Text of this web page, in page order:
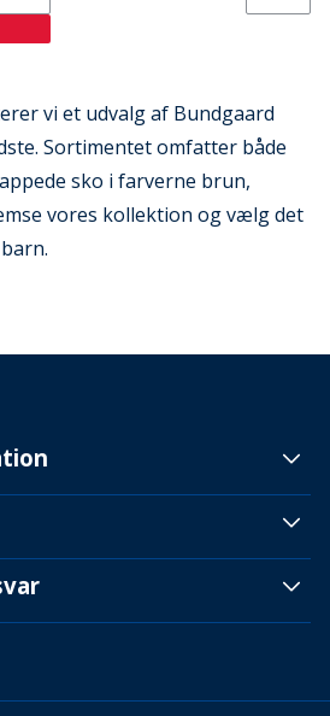
vi et udvalg af Bundgaard
Sortimentet omfatter både
sko i farverne brun,
vores kollektion og vælg det